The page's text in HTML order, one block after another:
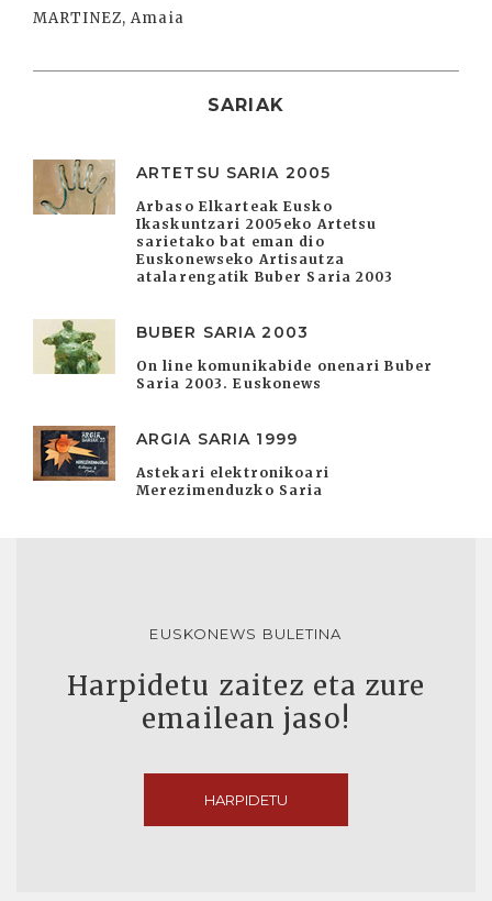
MARTINEZ, Amaia
SARIAK
ARTETSU SARIA 2005
Arbaso Elkarteak Eusko
Ikaskuntzari 2005eko Artetsu
sarietako bat eman dio
Euskonewseko Artisautza
atalarengatik Buber Saria 2003
BUBER SARIA 2003
On line komunikabide onenari Buber
Saria 2003. Euskonews
ARGIA SARIA 1999
Astekari elektronikoari
Merezimenduzko Saria
EUSKONEWS BULETINA
Harpidetu zaitez eta zure
emailean jaso!
HARPIDETU